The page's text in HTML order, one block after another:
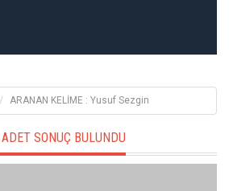
ARANAN KELİME : Yusuf Sezgin
SONUÇ BULUNDU